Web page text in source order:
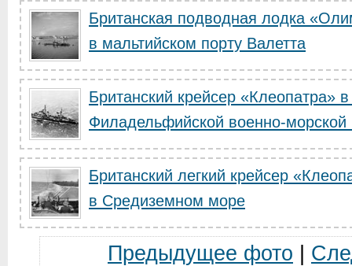
Британская подводная лодка
в мальтийском порту Валетта
Британский крейсер «Клеопатра»
Филадельфийской военно-
Британский легкий крейсер
в Средиземном море
Предыдущее фото